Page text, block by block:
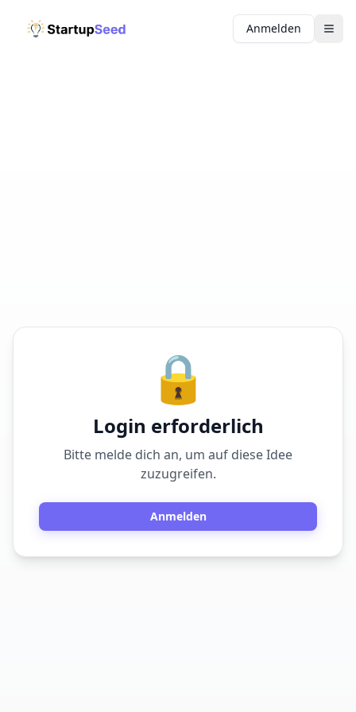
Anmelden
🔒
Login erforderlich
Bitte melde dich an, um auf diese Idee
zuzugreifen.
Anmelden